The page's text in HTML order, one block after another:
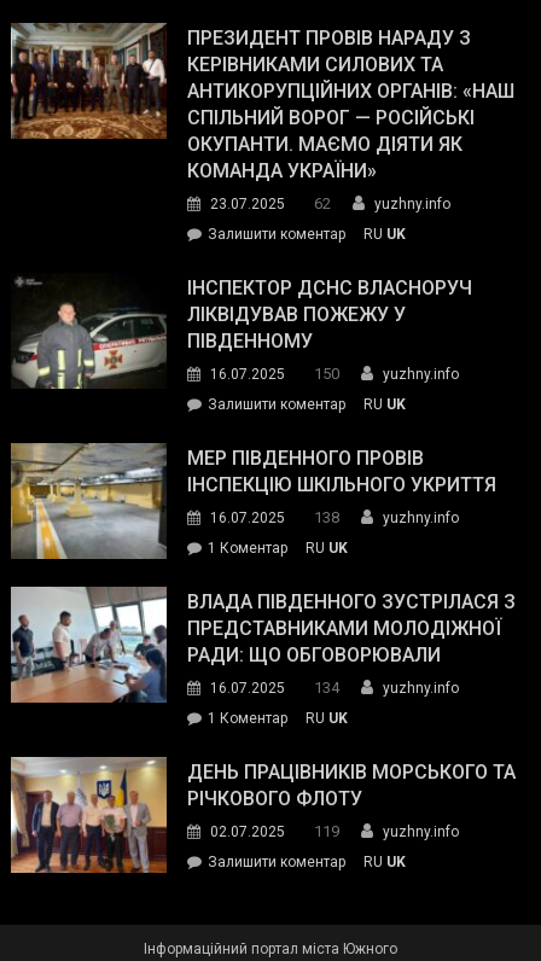
Street
Journal.
Південному
працівникам
ОПЗ
з
матеріального
резерву
гуманітарну
допомогу
ПРЕЗИДЕНТ ПРОВІВ НАРАДУ З
КЕРІВНИКАМИ СИЛОВИХ ТА
АНТИКОРУПЦІЙНИХ ОРГАНІВ: «НАШ
СПІЛЬНИЙ ВОРОГ — РОСІЙСЬКІ
ОКУПАНТИ. МАЄМО ДІЯТИ ЯК
КОМАНДА УКРАЇНИ»
23.07.2025 62
yuzhny.info
Залишити коментарon
провів
нараду
силових
та
органів:
«Наш
спільний
окупанти.
Маємо
діяти
команда
RU UK
ІНСПЕКТОР ДСНС ВЛАСНОРУЧ
ЛІКВІДУВАВ ПОЖЕЖУ У
ПІВДЕННОМУ
16.07.2025 150
yuzhny.info
Залишити коментарon
ДСНС
власноруч
пожежу
у
RU UK
МЕР ПІВДЕННОГО ПРОВІВ
ІНСПЕКЦІЮ ШКІЛЬНОГО УКРИТТЯ
16.07.2025 138
yuzhny.info
1 Коментардо
Південного
провів
інспекцію
укриття
RU UK
ВЛАДА ПІВДЕННОГО ЗУСТРІЛАСЯ З
ПРЕДСТАВНИКАМИ МОЛОДІЖНОЇ
РАДИ: ЩО ОБГОВОРЮВАЛИ
16.07.2025 134
yuzhny.info
1 Коментардо
Південного
зустрілася
представниками
молодіжної
обговорювали
RU UK
ДЕНЬ ПРАЦІВНИКІВ МОРСЬКОГО ТА
РІЧКОВОГО ФЛОТУ
02.07.2025 119
yuzhny.info
Залишити коментарon
RU UK
Інформаційний портал міста Южного